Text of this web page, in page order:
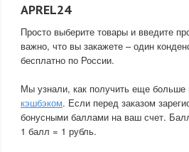
APREL24
Просто выберите товары и введите
важно, что вы закажете – один
бесплатно по России.
Мы узнали, как получить еще
кэшбэком. Если перед заказом
бонусными баллами на ваш счет.
1 балл = 1 рубль.